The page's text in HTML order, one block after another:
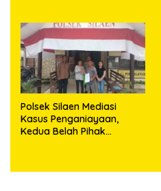
Polsek Silaen Mediasi
Kasus Penganiayaan,
Kedua Belah Pihak